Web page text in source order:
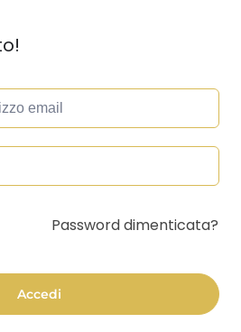
Password dimenticata?
Accedi